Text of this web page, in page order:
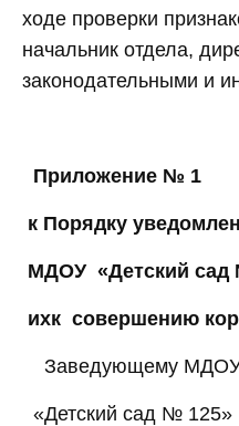
ходе проверки
начальник отдела,
законодательными и
Приложение № 1
к Порядку
МДОУ «Детский сад
ихк совершению
Заведующему
«Детский сад № 125»